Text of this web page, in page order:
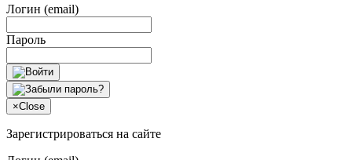
Логин (email)
Пароль
×Close
Зарегистрироваться на сайте